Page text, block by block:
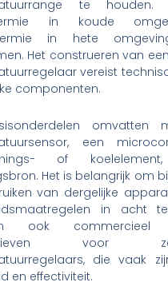
te houden.
in koude
in hete
Het construeren van
vereist
componenten.
omvatten
een
of
Het is belangrijk om
van dergelijke
in acht
ook commercieel
voor
die vaak
en effectiviteit.